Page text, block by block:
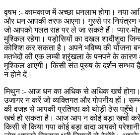
वृषभ :- कामकाज में अच्छा धनलाभ होगा। नया
और धन आपकी तरफ आएगा। गुस्से पर नियंत्रण
जो आपको गलत राह पर ले जा सकते हैं। प्यार-
मुश्किल रहेगा। पड़ोसियों का दखल शादीशुदा
कोशिश कर सकता है। अपने भविष्य की योजना
मतभेदों की एक लम्बी श्रृंखला के पनपने के
मुश्किल आएगी। किसी संत पुरुष के दर्शन सम्भव
न होने दें।
मिथुन :- आज धन का अधिक से अधिक खर्च होगा।
उजागर न करें जो व्यक्तिगत और गोपनीय हों।
की वजह से आपकी प्रतिष्ठा को थोड़ी ठेस
खर्च हो सकता है। आज आप न कोई बड़ा खर्चा करें,
किसी से किया गया कोई बड़ा वादा आपको